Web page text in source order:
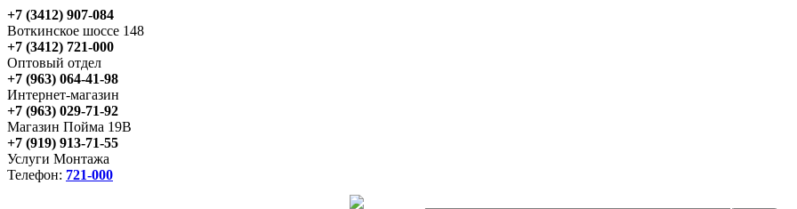
+7 (3412) 907-084
Воткинское шоссе 148
+7 (3412) 721-000
Оптовый отдел
+7 (963) 064-41-98
Интернет-магазин
+7 (963) 029-71-92
Магазин Пойма 19В
+7 (919) 913-71-55
Услуги Монтажа
Телефон: 721-000